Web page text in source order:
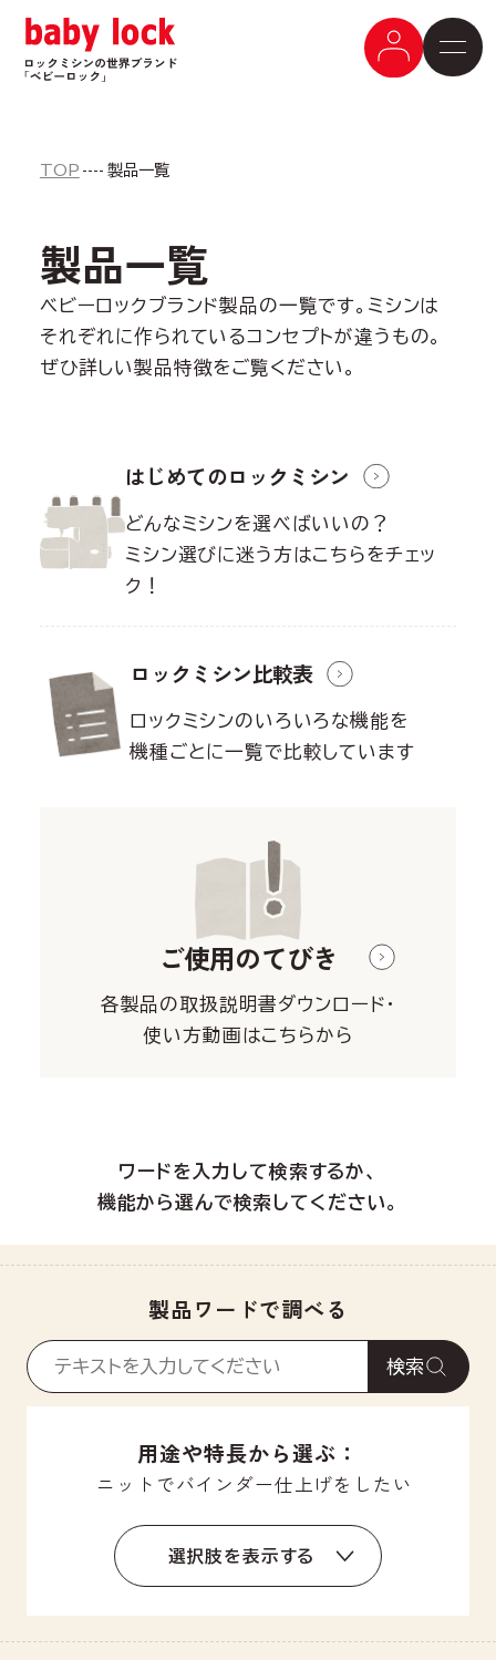
TOP 製品一覧
製品一覧
ベビーロックブランド製品の一覧です。ミシンは
それぞれに作られているコンセプトが違うもの。
ぜひ詳しい製品特徴をご覧ください。
はじめてのロックミシン
どんなミシンを選べばいいの？
ミシン選びに迷う方はこちらをチェッ
ク！
ロックミシン比較表
ロックミシンのいろいろな機能を
機種ごとに一覧で比較しています
ご使用のてびき
各製品の取扱説明書ダウンロード・
使い方動画はこちらから
ワードを入力して検索するか、
機能から選んで検索してください。
製品ワードで調べる
検索
用途や特長から選ぶ：
ニットでバインダー仕上げをしたい
選択肢を表示する